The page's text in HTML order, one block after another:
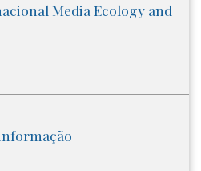
Media​ Ecology and